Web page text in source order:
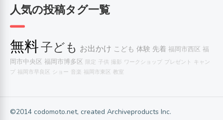
人気の投稿タグ一覧
無料子ども お出かけ こども 体験 先着 福岡市西区 福
岡市中央区 福岡市博多区 限定 子供 撮影 ワークショップ プレゼント キャン
プ 福岡市早良区 ショー 音楽 福岡市東区 教室
©2014 codomoto.net, created Archiveproducts Inc.